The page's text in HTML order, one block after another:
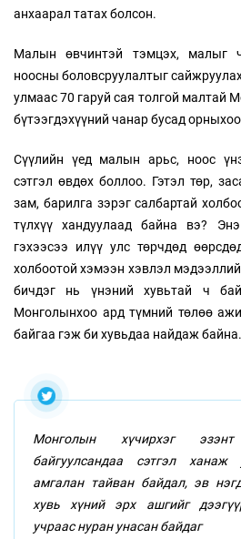
анхаарал татах болсон.
Малын өвчинтэй тэмцэх, малыг
ноосны боловсруулалтыг
улмаас 70 гаруй сая толгой малтай
бүтээгдэхүүний чанар бусад
Сүүлийн үед малын арьс, ноос
сэтгэл өвдөх боллоо. Гэтэл төр,
зам, барилга зэрэг салбартай
түлхүү хандуулаад байна вэ?
гэхээсээ илүү улс төрчдөд
холбоотой хэмээн хэвлэл
бичдэг нь үнэний хувьтай ч
Монголынхоо ард түмний төлөө
байгаа гэж би хувьдаа найдаж байна.
Монголын хүчирхэг эзэнт
байгуулсандаа сэтгэл
амгалан тайван байдал, эв
хувь хүний эрх ашгийг
учраас нуран унасан байдаг